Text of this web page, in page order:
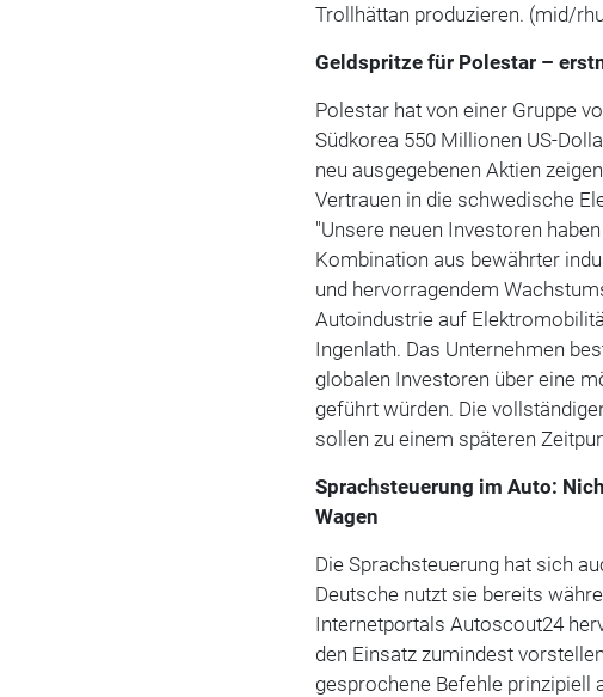
Trollhättan produzieren. (mid/
Geldspritze für Polestar –
Polestar hat von einer Gruppe
Südkorea 550 Millionen US-
neu ausgegebenen Aktien
Vertrauen in die schwedische
"Unsere neuen Investoren
Kombination aus bewährter
und hervorragendem
Autoindustrie auf
Ingenlath. Das Unternehmen
globalen Investoren über eine
geführt würden. Die
sollen zu einem späteren
Sprachsteuerung im Auto:
Wagen
Die Sprachsteuerung hat sich
Deutsche nutzt sie bereits
Internetportals Autoscout24
den Einsatz zumindest
gesprochene Befehle prinzipiell